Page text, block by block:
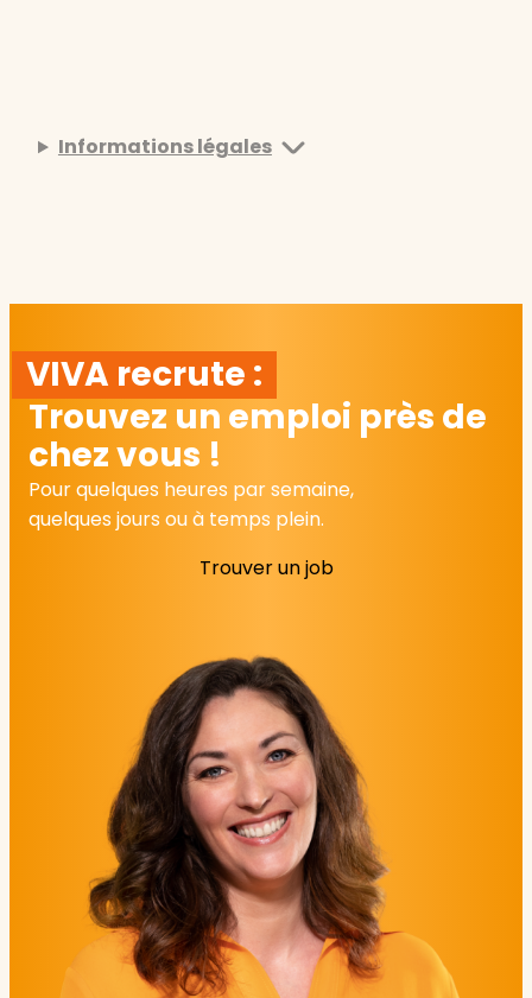
Informations légales
VIVA recrute :
Trouvez un emploi près de
chez vous !
Pour quelques heures par semaine,
quelques jours ou à temps plein.
Trouver un job